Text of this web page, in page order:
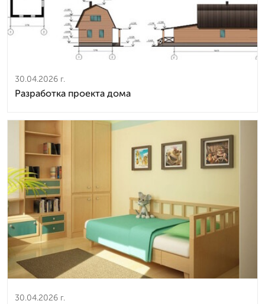
30.04.2026 г.
Разработка проекта дома
30.04.2026 г.